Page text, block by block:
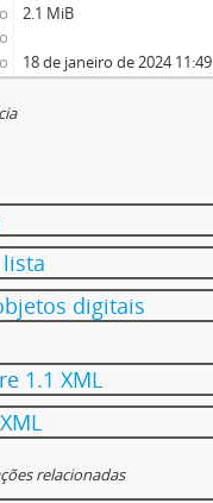
2.1 MiB
18 de janeiro de 2024 11:49
digitais
1.1 XML
relacionadas